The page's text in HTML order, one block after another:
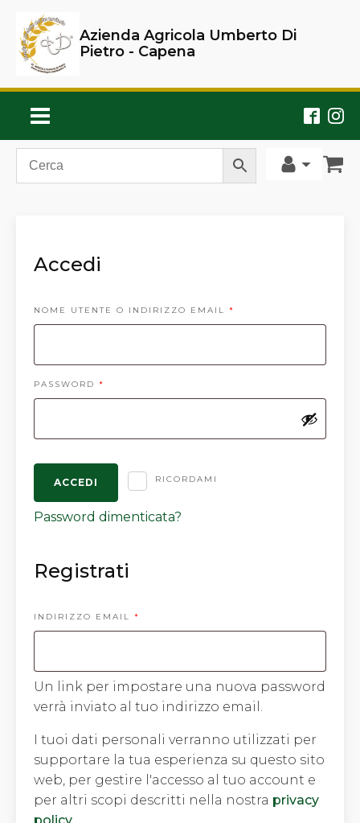
Azienda Agricola Umberto Di
Pietro - Capena
Accedi
NOME UTENTE O INDIRIZZO EMAIL*
PASSWORD*
RICORDAMI
ACCEDI
Password dimenticata?
Registrati
INDIRIZZO EMAIL*
Un link per impostare una nuova password
verrà inviato al tuo indirizzo email.
I tuoi dati personali verranno utilizzati per
supportare la tua esperienza su questo sito
web, per gestire l'accesso al tuo account e
per altri scopi descritti nella nostra privacy